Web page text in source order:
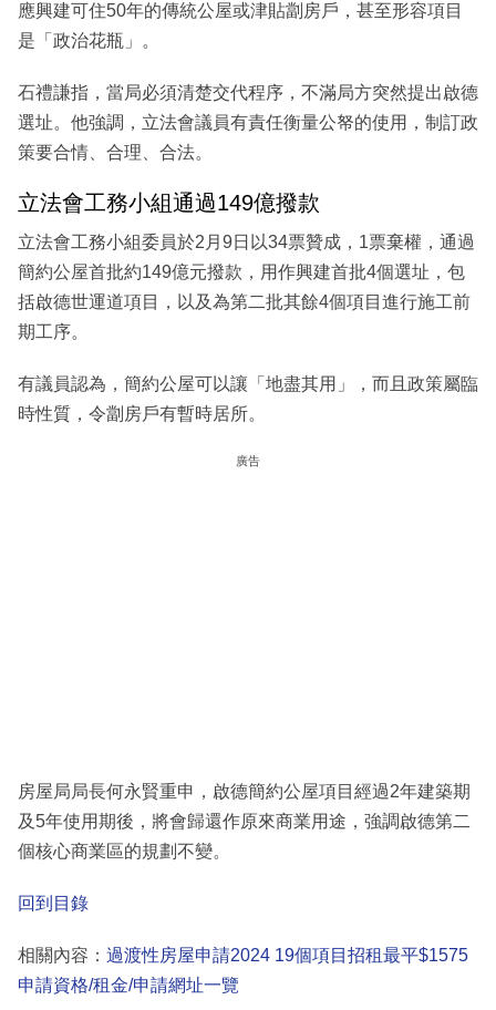
應興建可住50年的傳統公屋或津貼劏房戶，甚至形容項目
是「政治花瓶」。
石禮謙指，當局必須清楚交代程序，不滿局方突然提出啟德
選址。他強調，立法會議員有責任衡量公帑的使用，制訂政
策要合情、合理、合法。
立法會工務小組通過149億撥款
立法會工務小組委員於2月9日以34票贊成，1票棄權，通過
簡約公屋首批約149億元撥款，用作興建首批4個選址，包
括啟德世運道項目，以及為第二批其餘4個項目進行施工前
期工序。
有議員認為，簡約公屋可以讓「地盡其用」，而且政策屬臨
時性質，令劏房戶有暫時居所。
廣告
房屋局局長何永賢重申，啟德簡約公屋項目經過2年建築期
及5年使用期後，將會歸還作原來商業用途，強調啟德第二
個核心商業區的規劃不變。
回到目錄
相關內容： 過渡性房屋申請2024 19個項目招租最平$1575
申請資格/租金/申請網址一覽